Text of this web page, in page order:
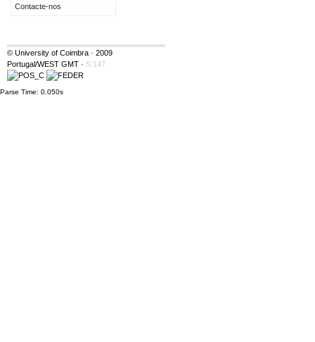
Contacte-nos
© University of Coimbra · 2009
Portugal/WEST GMT · S:147
Parse Time: 0.050s